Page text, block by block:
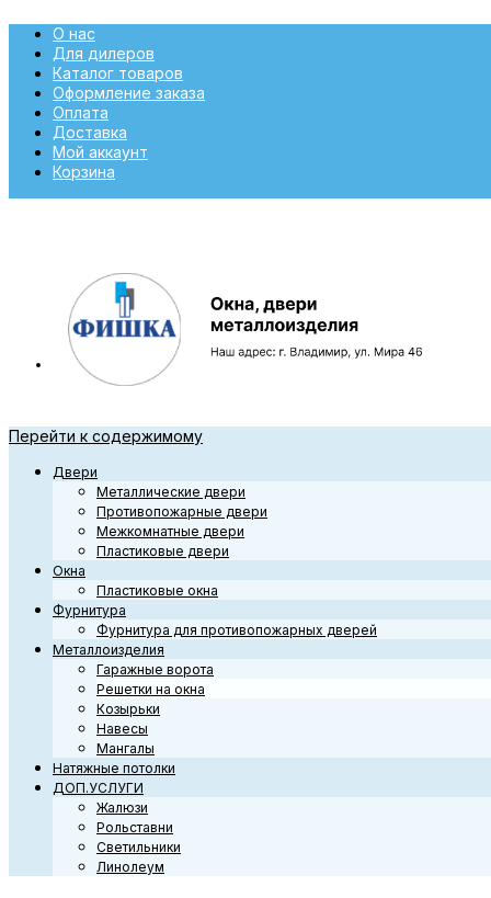
О нас
Для дилеров
Каталог товаров
Оформление заказа
Оплата
Доставка
Мой аккаунт
Корзина
Перейти к содержимому
Двери
Металлические двери
Противопожарные двери
Межкомнатные двери
Пластиковые двери
Окна
Пластиковые окна
Фурнитура
Фурнитура для противопожарных дверей
Металлоизделия
Гаражные ворота
Решетки на окна
Козырьки
Навесы
Мангалы
Натяжные потолки
ДОП.УСЛУГИ
Жалюзи
Рольставни
Светильники
Линолеум